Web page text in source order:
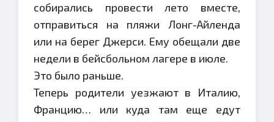
собирались провести лето вместе,
отправиться на пляжи Лонг-Айленда
или на берег Джерси. Ему обещали две
недели в бейсбольном лагере в июле.
Это было раньше.
Теперь родители уезжают в Италию,
Францию… или куда там еще едут